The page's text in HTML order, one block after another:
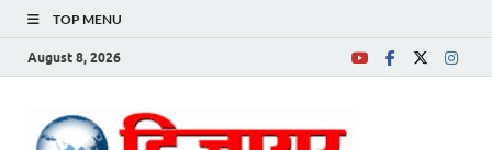
TOP MENU
August 8, 2026